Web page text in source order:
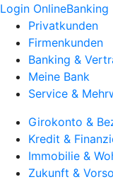
Login OnlineBanking
Privatkunden
Firmenkunden
Banking &
Meine Bank
Service &
Girokonto &
Kredit &
Immobilie &
Zukunft &